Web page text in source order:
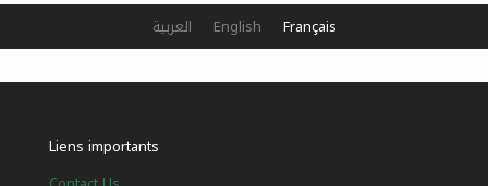
Liens importants
العربية English Français